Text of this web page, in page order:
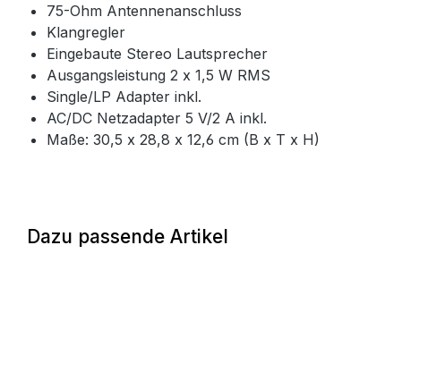
75-Ohm Antennenanschluss
Klangregler
Eingebaute Stereo Lautsprecher
Ausgangsleistung 2 x 1,5 W RMS
Single/LP Adapter inkl.
AC/DC Netzadapter 5 V/2 A inkl.
Maße: 30,5 x 28,8 x 12,6 cm (B x T x H)
Dazu passende Artikel